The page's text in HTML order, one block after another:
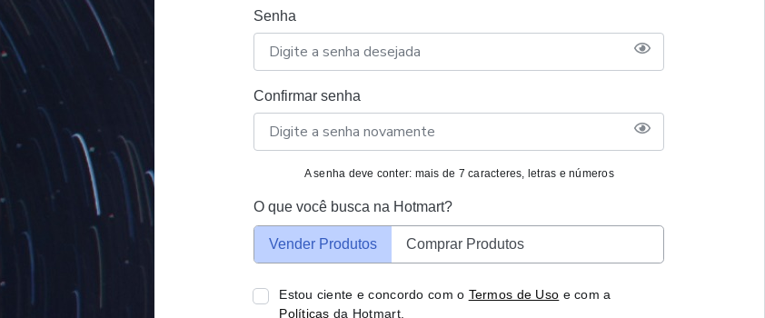
Senha
Confirmar senha
A senha deve conter: mais de 7 caracteres, letras e números
O que você busca na Hotmart?
Vender Produtos Comprar Produtos
Estou ciente e concordo com o Termos de Uso e com a
Políticas da Hotmart.